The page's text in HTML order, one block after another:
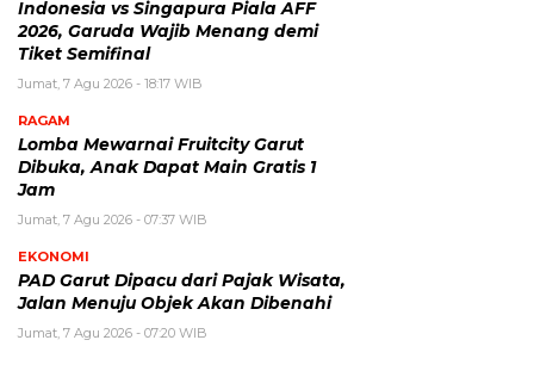
Indonesia vs Singapura Piala AFF
2026, Garuda Wajib Menang demi
Tiket Semifinal
Jumat, 7 Agu 2026 - 18:17 WIB
RAGAM
Lomba Mewarnai Fruitcity Garut
Dibuka, Anak Dapat Main Gratis 1
Jam
Jumat, 7 Agu 2026 - 07:37 WIB
EKONOMI
PAD Garut Dipacu dari Pajak Wisata,
Jalan Menuju Objek Akan Dibenahi
Jumat, 7 Agu 2026 - 07:20 WIB